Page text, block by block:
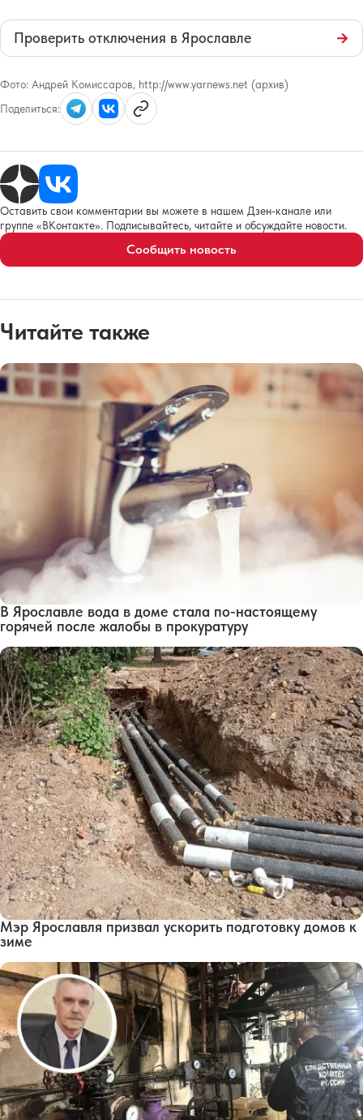
Проверить отключения в Ярославле →
Фото: Андрей Комиссаров, http://www.yarnews.net (архив)
Поделиться:
Оставить свои комментарии вы можете в нашем Дзен-канале или
группе «ВКонтакте». Подписывайтесь, читайте и обсуждайте новости.
Сообщить новость
Читайте также
В Ярославле вода в доме стала по-настоящему
горячей после жалобы в прокуратуру
Мэр Ярославля призвал ускорить подготовку домов к
зиме